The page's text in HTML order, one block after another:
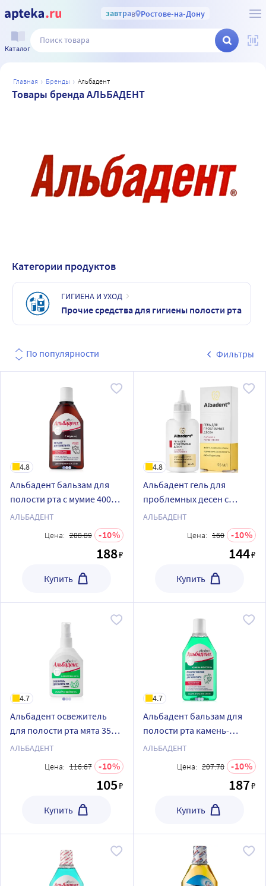
завтрав Ростове-на-Дону
Каталог
главная бренды альбадент
Товары бренда АЛЬБАДЕНТ
Категории продуктов
ГИГИЕНА И УХОД
Прочие средства для гигиены полости рта
По популярности Фильтры
4.8
Альбадент бальзам для
полости рта с мумие 400
мл
АЛЬБАДЕНТ
Цена: 208.89 10
188₽
Купить
4.8
Альбадент гель для
проблемных десен с
мумие и неовитином 55 мл
АЛЬБАДЕНТ
Цена: 160 10
144₽
Купить
4.7
Альбадент освежитель
для полости рта мята 35
мл/спрей
АЛЬБАДЕНТ
Цена: 116.67 10
105₽
Купить
4.7
Альбадент бальзам для
полости рта камень-
контроль 400 мл
АЛЬБАДЕНТ
Цена: 207.78 10
187₽
Купить